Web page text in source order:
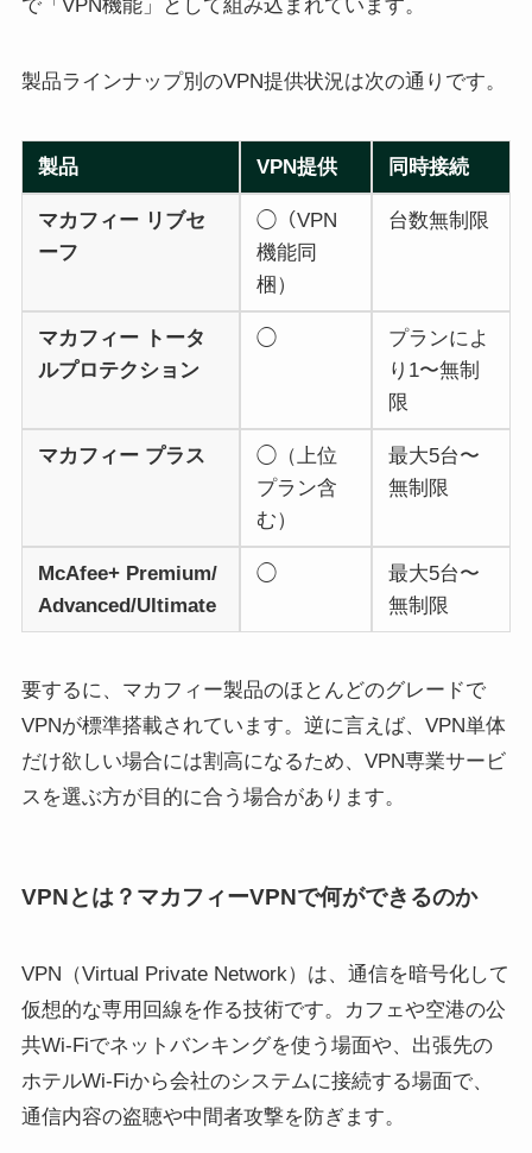
で「VPN機能」として組み込まれています。
製品ラインナップ別のVPN提供状況は次の通りです。
製品 VPN提供 同時接続
マカフィー リブセ
ーフ
◯（VPN
機能同
梱）
台数無制限
マカフィー トータ
ルプロテクション
◯
プランによ
り1〜無制
限
マカフィー プラス
◯（上位
プラン含
む）
最大5台〜
無制限
McAfee+ Premium/
Advanced/Ultimate
◯
最大5台〜
無制限
要するに、マカフィー製品のほとんどのグレードで
VPNが標準搭載されています。逆に言えば、VPN単体
だけ欲しい場合には割高になるため、VPN専業サービ
スを選ぶ方が目的に合う場合があります。
VPNとは？マカフィーVPNで何ができるのか
VPN（Virtual Private Network）は、通信を暗号化して
仮想的な専用回線を作る技術です。カフェや空港の公
共Wi-Fiでネットバンキングを使う場面や、出張先の
ホテルWi-Fiから会社のシステムに接続する場面で、
通信内容の盗聴や中間者攻撃を防ぎます。